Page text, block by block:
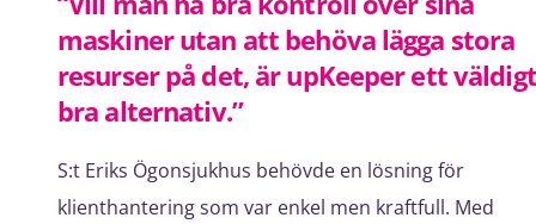
maskiner utan att behöva lägga stora
resurser på det, är upKeeper ett väldigt
bra alternativ.”
S:t Eriks Ögonsjukhus behövde en lösning för
klienthantering som var enkel men kraftfull. Med